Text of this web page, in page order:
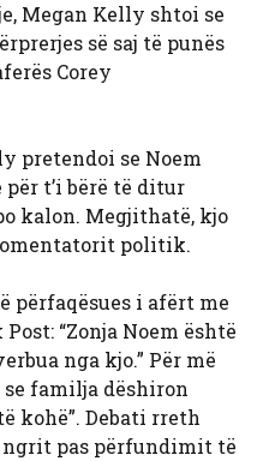
Megan Kelly shtoi se
së saj të punës
Corey
pretendoi se Noem
t’i bërë të ditur
kalon. Megjithatë, kjo
politik.
përfaqësues i afërt me
“Zonja Noem është
nga kjo.” Për më
se familja dëshiron
kohë”. Debati rreth
pas përfundimit të